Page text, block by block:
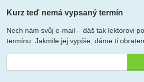
Kurz teď nemá vypsaný termín
Nech nám svůj e-mail – dáš tak lektorovi
termínu. Jakmile jej vypíše, dáme ti